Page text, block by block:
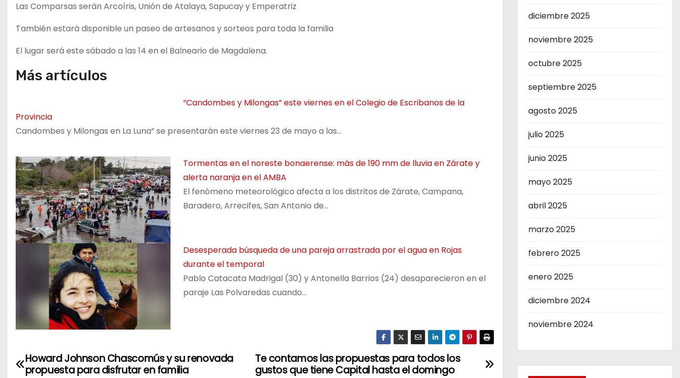
Las Comparsas serán Arcoíris, Unión de Atalaya, Sapucay y Emperatriz
También estará disponible un paseo de artesanos y sorteos para toda la familia
El lugar será este sábado a las 14 en el Balneario de Magdalena.
Más artículos
“Candombes y Milongas” este viernes en el Colegio de Escribanos de la
Provincia
Candombes y Milongas en La Luna” se presentarán este viernes 23 de mayo a las…
Tormentas en el noreste bonaerense: más de 190 mm de lluvia en Zárate y
alerta naranja en el AMBA
El fenómeno meteorológico afecta a los distritos de Zárate, Campana,
Baradero, Arrecifes, San Antonio de…
Desesperada búsqueda de una pareja arrastrada por el agua en Rojas
durante el temporal
Pablo Catacata Madrigal (30) y Antonella Barrios (24) desaparecieron en el
paraje Las Polvaredas cuando…
N
Te contamos las propuestas para todos los
gustos que tiene Capital hasta el domingo
Howard Johnson Chascomús y su renovada
propuesta para disfrutar en familia
diciembre 2025
noviembre 2025
octubre 2025
septiembre 2025
agosto 2025
julio 2025
junio 2025
mayo 2025
abril 2025
marzo 2025
febrero 2025
enero 2025
diciembre 2024
noviembre 2024